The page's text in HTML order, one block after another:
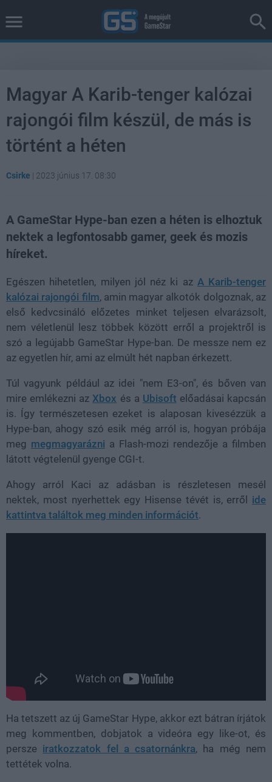
Magyar A Karib-tenger kalózai
rajongói film készül, de más is
történt a héten
Csirke | 2023 június 17. 08:30
A GameStar Hype-ban ezen a héten is elhoztuk
nektek a legfontosabb gamer, geek és mozis
híreket.
Egészen hihetetlen, milyen jól néz ki az A Karib-tenger
kalózai rajongói film, amin magyar alkotók dolgoznak, az
első kedvcsináló előzetes minket teljesen elvarázsolt,
nem véletlenül lesz többek között erről a projektről is
szó a legújabb GameStar Hype-ban. De messze nem ez
az egyetlen hír, ami az elmúlt hét napban érkezett.
Túl vagyunk például az idei "nem E3-on", és bőven van
mire emlékezni az Xbox és a Ubisoft előadásai kapcsán
is. Így természetesen ezeket is alaposan kivesézzük a
Hype-ban, ahogy szó esik még arról is, hogyan próbája
meg megmagyarázni a Flash-mozi rendezője a filmben
látott végtelenül gyenge CGI-t.
Ahogy arról Kaci az adásban is részletesen mesél
nektek, most nyerhettek egy Hisense tévét is, erről ide
kattintva találtok meg minden információt.
Ha tetszett az új GameStar Hype, akkor ezt bátran írjátok
meg kommentben, dobjatok a videóra egy like-ot, és
persze iratkozzatok fel a csatornánkra, ha még nem
tettétek volna.